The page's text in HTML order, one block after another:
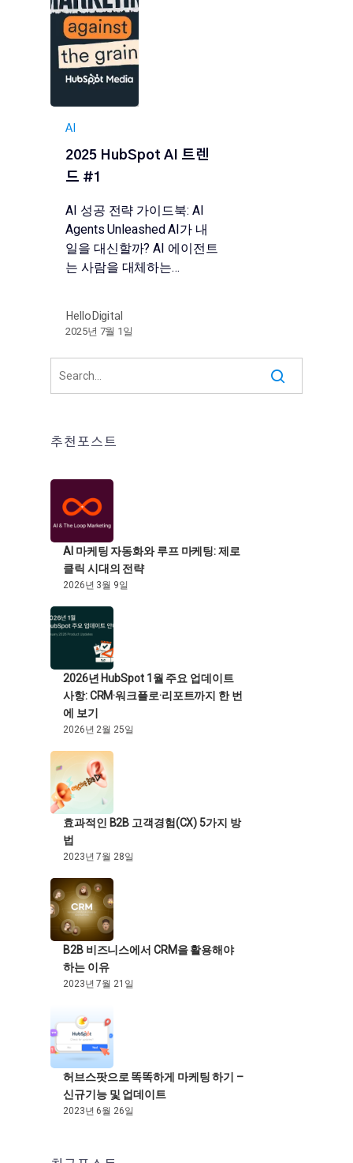
AI
2025 HubSpot AI 트렌
드 #1
AI 성공 전략 가이드북: AI
Agents Unleashed AI가 내
일을 대신할까? AI 에이전트
는 사람을 대체하는…
HelloDigital
2025년 7월 1일
추천포스트
AI 마케팅 자동화와 루프 마케팅: 제로
클릭 시대의 전략
2026년 3월 9일
2026년 HubSpot 1월 주요 업데이트
사항: CRM·워크플로·리포트까지 한 번
에 보기
2026년 2월 25일
효과적인 B2B 고객경험(CX) 5가지 방
법
2023년 7월 28일
B2B 비즈니스에서 CRM을 활용해야
하는 이유
2023년 7월 21일
허브스팟으로 똑똑하게 마케팅 하기 –
신규기능 및 업데이트
2023년 6월 26일